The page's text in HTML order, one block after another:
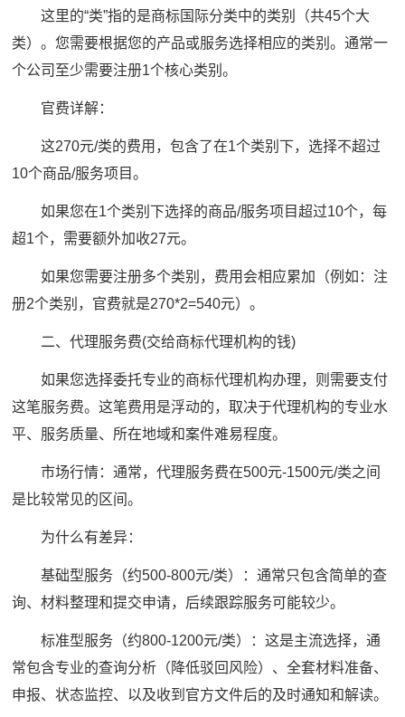
这里的“类”指的是商标国际分类中的类别（共45个大
类）。您需要根据您的产品或服务选择相应的类别。通常一
个公司至少需要注册1个核心类别。
官费详解：
这270元/类的费用，包含了在1个类别下，选择不超过
10个商品/服务项目。
如果您在1个类别下选择的商品/服务项目超过10个，每
超1个，需要额外加收27元。
如果您需要注册多个类别，费用会相应累加（例如：注
册2个类别，官费就是270*2=540元）。
二、代理服务费(交给商标代理机构的钱)
如果您选择委托专业的商标代理机构办理，则需要支付
这笔服务费。这笔费用是浮动的，取决于代理机构的专业水
平、服务质量、所在地域和案件难易程度。
市场行情：通常，代理服务费在500元-1500元/类之间
是比较常见的区间。
为什么有差异：
基础型服务（约500-800元/类）：通常只包含简单的查
询、材料整理和提交申请，后续跟踪服务可能较少。
标准型服务（约800-1200元/类）：这是主流选择，通
常包含专业的查询分析（降低驳回风险）、全套材料准备、
申报、状态监控、以及收到官方文件后的及时通知和解读。